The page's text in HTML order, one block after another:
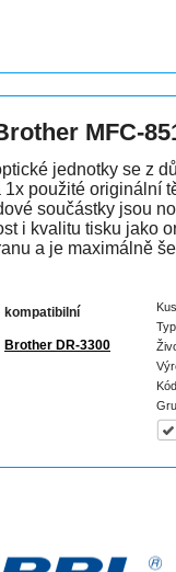
MFC-
jednotky se z
použité originální
součástky jsou
i kvalitu tisku jako
a je maximálně
kompatibilní
Brother DR-3300